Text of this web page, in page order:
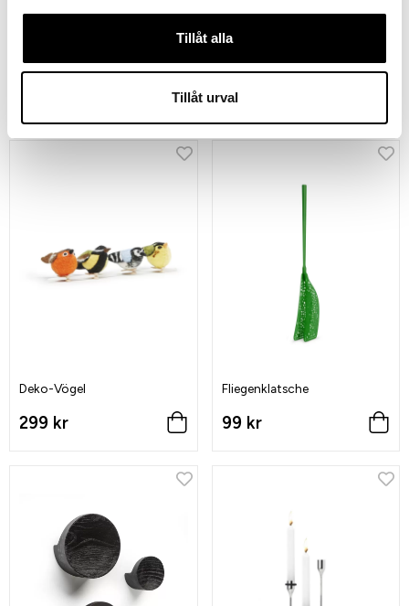
Tillåt alla
Tillåt urval
Wandhaken Walnuss Wandhaken Esche Weiß
299 kr
Deko-Vögel
299 kr
Fliegenklatsche
99 kr